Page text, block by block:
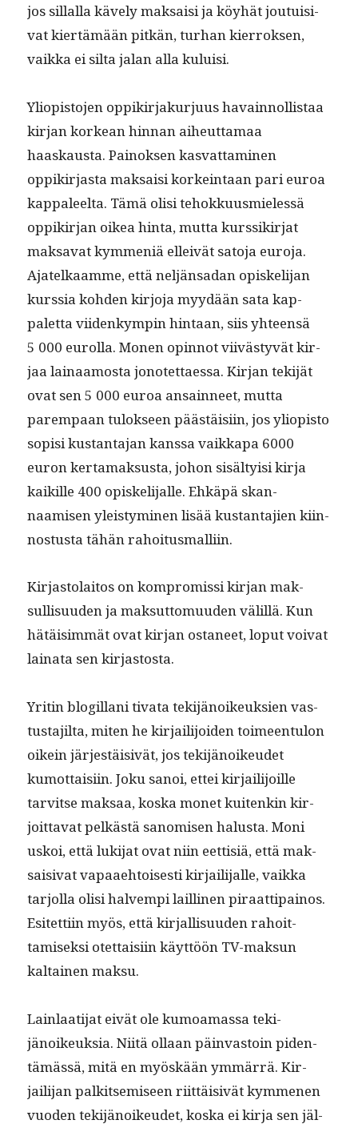
jos sil­lal­la käve­ly mak­saisi ja köy­hät jou­tu­isi­
vat kiertämään pitkän, turhan kier­roksen,
vaik­ka ei sil­ta jalan alla kuluisi.
Yliopis­to­jen oppikir­jakur­ju­us havain­nol­lis­taa
kir­jan korkean hin­nan aiheut­ta­maa
haaskaus­ta. Pain­ok­sen kas­vat­ta­mi­nen
oppikir­jas­ta mak­saisi korkein­taan pari euroa
kap­paleelta. Tämä olisi tehokku­us­mielessä
oppikir­jan oikea hin­ta, mut­ta kurssikir­jat
mak­sa­vat kym­meniä elleivät sato­ja euro­ja.
Ajatelka­amme, että neljän­sadan opiske­li­jan
kurssia kohden kir­jo­ja myy­dään sata kap­
palet­ta viidenkympin hin­taan, siis yhteen­sä
5 000 eurol­la. Mon­en opin­not viivästyvät kir­
jaa lainaamos­ta jonotet­taes­sa. Kir­jan tek­i­jät
ovat sen 5 000 euroa ansain­neet, mut­ta
parem­paan tulok­seen päästäisi­in, jos yliopis­to
sopisi kus­tan­ta­jan kanssa vaikka­pa 6000
euron ker­ta­mak­sus­ta, johon sisäl­ty­isi kir­ja
kaikille 400 opiske­li­jalle. Ehkäpä skan­
naamisen yleistymi­nen lisää kus­tan­ta­jien kiin­
nos­tus­ta tähän rahoitusmalliin.
Kir­jas­to­laitos on kom­pro­mis­si kir­jan mak­
sullisu­u­den ja mak­sut­to­muu­den välil­lä. Kun
hätäisim­mät ovat kir­jan osta­neet, lop­ut voivat
laina­ta sen kirjastosta.
Yritin blogillani tiva­ta tek­i­jänoikeuk­sien vas­
tus­ta­jil­ta, miten he kir­jail­i­joiden toimeen­tu­lon
oikein jär­jestäi­sivät, jos tek­i­jänoikeudet
kumot­taisi­in. Joku sanoi, ettei kir­jail­i­joille
tarvitse mak­saa, kos­ka mon­et kuitenkin kir­
joit­ta­vat pelkästä sanomisen halus­ta. Moni
uskoi, että luk­i­jat ovat niin eet­tisiä, että mak­
saisi­vat vapaae­htois­es­ti kir­jail­i­jalle, vaik­ka
tar­jol­la olisi halvem­pi lailli­nen piraat­ti­pain­os.
Esitet­ti­in myös, että kir­jal­lisu­u­den rahoit­
tamisek­si otet­taisi­in käyt­töön TV-mak­sun
kaltainen maksu.
Lain­laati­jat eivät ole kumoa­mas­sa tek­i­
jänoikeuk­sia. Niitä ollaan päin­vas­toin piden­
tämässä, mitä en myöskään ymmär­rä. Kir­
jail­i­jan palk­it­semiseen riit­täi­sivät kymme­nen
vuo­den tek­i­jänoikeudet, kos­ka ei kir­ja sen jäl­